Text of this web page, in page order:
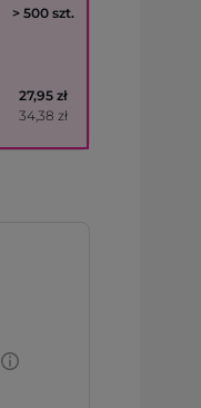
> 500 szt.
27,95 zł
34,38 zł